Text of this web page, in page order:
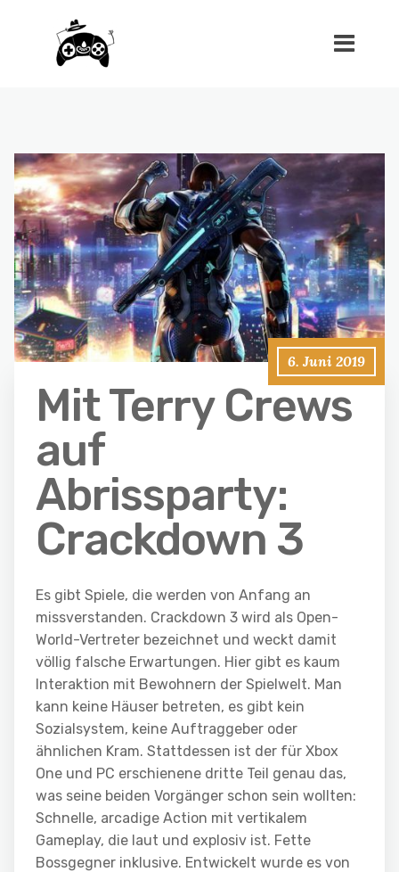
6. Juni 2019
Mit Terry Crews
auf
Abrissparty:
Crackdown 3
Es gibt Spiele, die werden von Anfang an
missverstanden. Crackdown 3 wird als Open-
World-Vertreter bezeichnet und weckt damit
völlig falsche Erwartungen. Hier gibt es kaum
Interaktion mit Bewohnern der Spielwelt. Man
kann keine Häuser betreten, es gibt kein
Sozialsystem, keine Auftraggeber oder
ähnlichen Kram. Stattdessen ist der für Xbox
One und PC erschienene dritte Teil genau das,
was seine beiden Vorgänger schon sein wollten:
Schnelle, arcadige Action mit vertikalem
Gameplay, die laut und explosiv ist. Fette
Bossgegner inklusive. Entwickelt wurde es von